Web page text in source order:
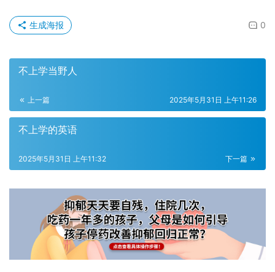
0
生成海报
不上学当野人
上一篇 2025年5月31日 上午11:26
不上学的英语
下一篇
2025年5月31日 上午11:32